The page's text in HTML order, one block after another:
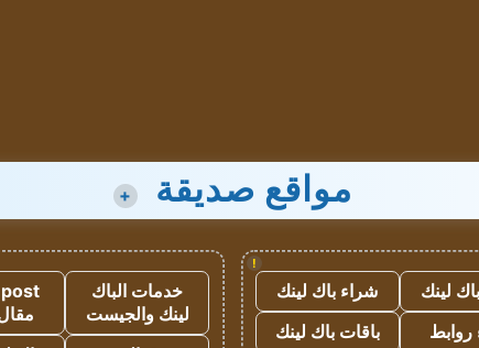
مواقع صديقة +
!
لينك
شراء باك لينك
روابط
باقات باك لينك
خدمات الباك
لينك والجيست